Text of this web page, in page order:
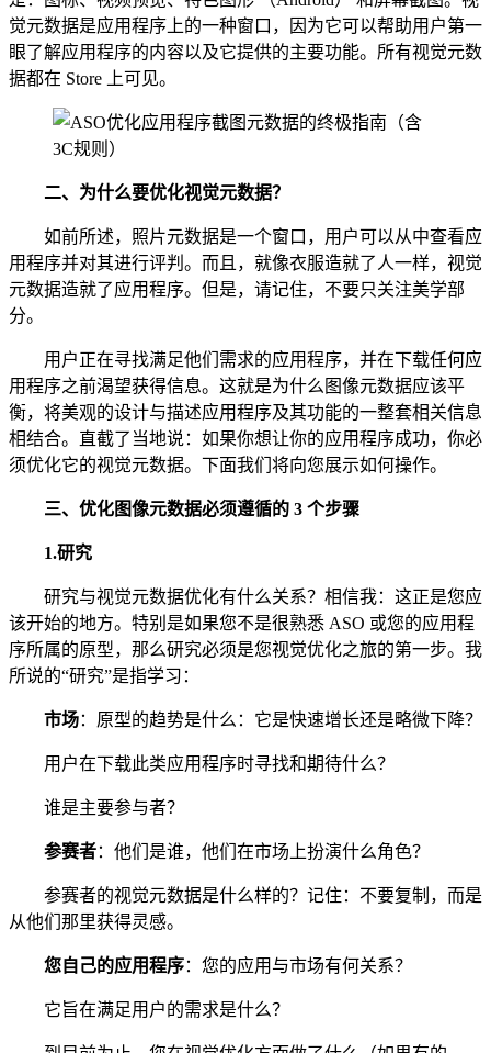
觉元数据是应用程序上的一种窗口，因为它可以帮助用户第一
眼了解应用程序的内容以及它提供的主要功能。所有视觉元数
据都在 Store 上可见。
二、 为什么要优化视觉元数据？
如前所述，照片元数据是一个窗口，用户可以从中查看应
用程序并对其进行评判。而且，就像衣服造就了人一样，视觉
元数据造就了应用程序。但是，请记住，不要只关注美学部
分。
用户正在寻找满足他们需求的应用程序，并在下载任何应
用程序之前渴望获得信息。这就是为什么图像元数据应该平
衡，将美观的设计与描述应用程序及其功能的一整套相关信息
相结合。直截了当地说：如果你想让你的应用程序成功，你必
须优化它的视觉元数据。下面我们将向您展示如何操作。
三、 优化图像元数据必须遵循的 3 个步骤
1.研究
研究与视觉元数据优化有什么关系？相信我：这正是您应
该开始的地方。特别是如果您不是很熟悉 ASO 或您的应用程
序所属的原型，那么研究必须是您视觉优化之旅的第一步。我
所说的“研究”是指学习：
市场：原型的趋势是什么：它是快速增长还是略微下降？
用户在下载此类应用程序时寻找和期待什么？
谁是主要参与者？
参赛者：他们是谁，他们在市场上扮演什么角色？
参赛者的视觉元数据是什么样的？记住：不要复制，而是
从他们那里获得灵感。
您自己的应用程序：您的应用与市场有何关系？
它旨在满足用户的需求是什么？